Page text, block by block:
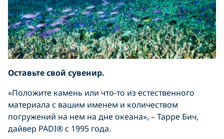
Оставьте свой сувенир.
«Положите камень или что-то из естественного
материала с вашим именем и количеством
погружений на нем на дне океана», – Тарре Бич,
дайвер PADI® с 1995 года.